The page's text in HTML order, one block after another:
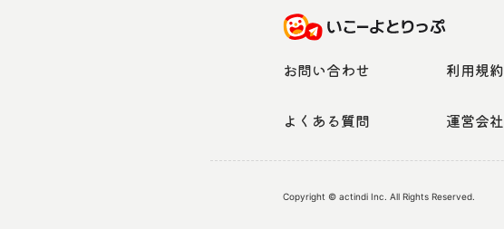
お問い合わせ 利用規約
よくある質問 運営会社
Copyright © actindi Inc. All Rights Reserved.